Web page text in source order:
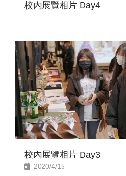
校內展覽相片 Day4
校內展覽相片 Day3
2020/4/15